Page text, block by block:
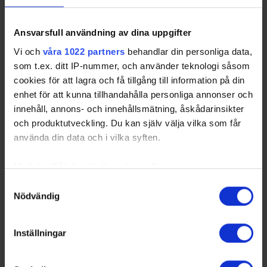
Ansvarsfull användning av dina uppgifter
Vi och våra 1022 partners behandlar din personliga data,
som t.ex. ditt IP-nummer, och använder teknologi såsom
cookies för att lagra och få tillgång till information på din
enhet för att kunna tillhandahålla personliga annonser och
innehåll, annons- och innehållsmätning, åskådarinsikter
och produktutveckling. Du kan själv välja vilka som får
använda din data och i vilka syften.
Med din tillåtelse skulle vi även vilja:
som kan ha en noggrannhet på upp till flera meter
Ta reda på mer om hur dina personliga uppgifter
Nödvändig
Inställningar